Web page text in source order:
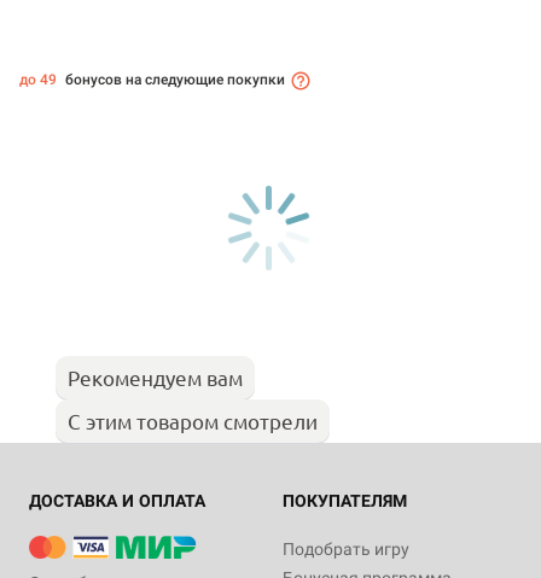
до 49 бонусов на следующие покупки
Рекомендуем вам
С этим товаром смотрели
ДОСТАВКА И ОПЛАТА ПОКУПАТЕЛЯМ
Подобрать игру